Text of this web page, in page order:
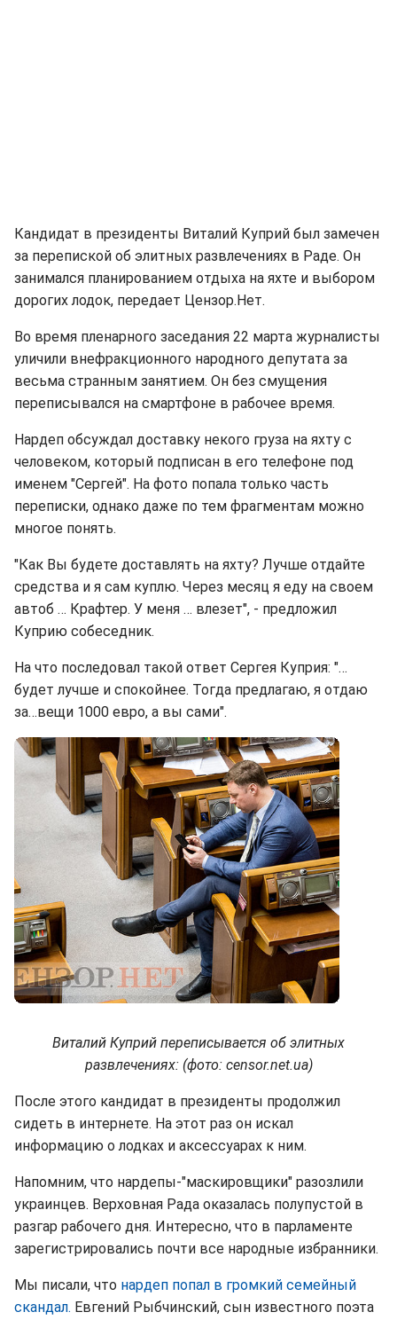
Кандидат в президенты Виталий Куприй был замечен
за перепиской об элитных развлечениях в Раде. Он
занимался планированием отдыха на яхте и выбором
дорогих лодок, передает Цензор.Нет.
Во время пленарного заседания 22 марта журналисты
уличили внефракционного народного депутата за
весьма странным занятием. Он без смущения
переписывался на смартфоне в рабочее время.
Нардеп обсуждал доставку некого груза на яхту с
человеком, который подписан в его телефоне под
именем "Сергей". На фото попала только часть
переписки, однако даже по тем фрагментам можно
многое понять.
"Как Вы будете доставлять на яхту? Лучше отдайте
средства и я сам куплю. Через месяц я еду на своем
автоб … Крафтер. У меня … влезет", - предложил
Куприю собеседник.
На что последовал такой ответ Сергея Куприя: "…
будет лучше и спокойнее. Тогда предлагаю, я отдаю
за…вещи 1000 евро, а вы сами".
Виталий Куприй переписывается об элитных
развлечениях: (фото: censor.net.ua)
После этого кандидат в президенты продолжил
сидеть в интернете. На этот раз он искал
информацию о лодках и аксессуарах к ним.
Напомним, что нардепы-"маскировщики" разозлили
украинцев. Верховная Рада оказалась полупустой в
разгар рабочего дня. Интересно, что в парламенте
зарегистрировались почти все народные избранники.
Мы писали, что нардеп попал в громкий семейный
скандал. Евгений Рыбчинский, сын известного поэта